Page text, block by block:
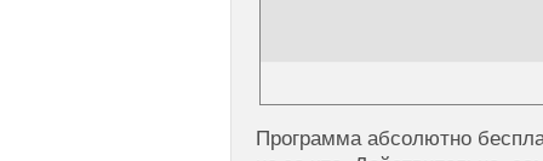
Программа абсолютно